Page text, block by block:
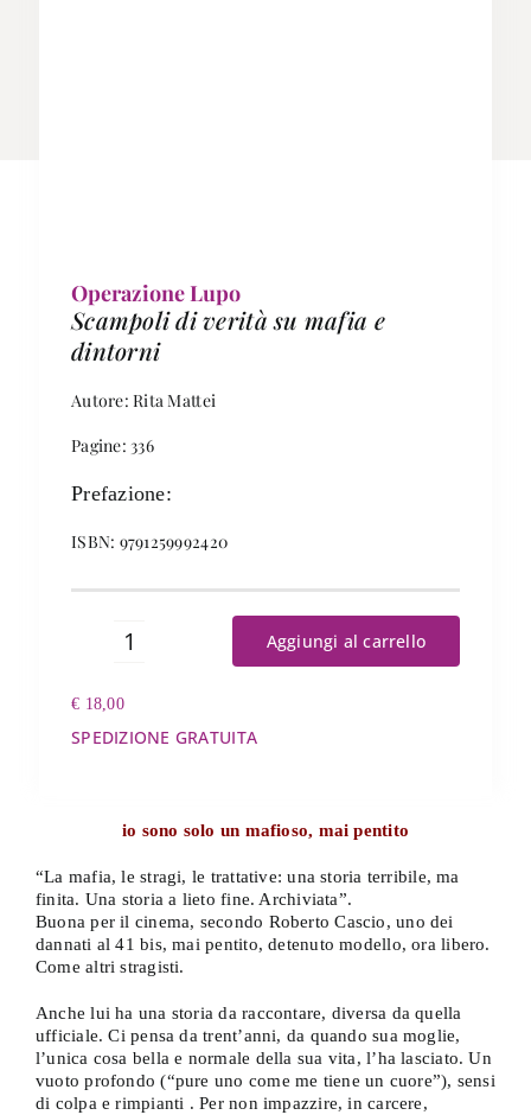
Operazione Lupo
Scampoli di verità su mafia e
dintorni
Autore: Rita Mattei
Pagine: 336
Prefazione:
ISBN: 9791259992420
Operazione
Aggiungi al carrello
€ 18,00
SPEDIZIONE GRATUITA
io sono solo un mafioso, mai pentito
“La mafia, le stragi, le trattative: una storia terribile, ma
finita. Una storia a lieto fine. Archiviata”.
Buona per il cinema, secondo Roberto Cascio, uno dei
dannati al 41 bis, mai pentito, detenuto modello, ora libero.
Come altri stragisti.
Anche lui ha una storia da raccontare, diversa da quella
ufficiale. Ci pensa da trent’anni, da quando sua moglie,
l’unica cosa bella e normale della sua vita, l’ha lasciato. Un
vuoto profondo (“pure uno come me tiene un cuore”), sensi
di colpa e rimpianti . Per non impazzire, in carcere,